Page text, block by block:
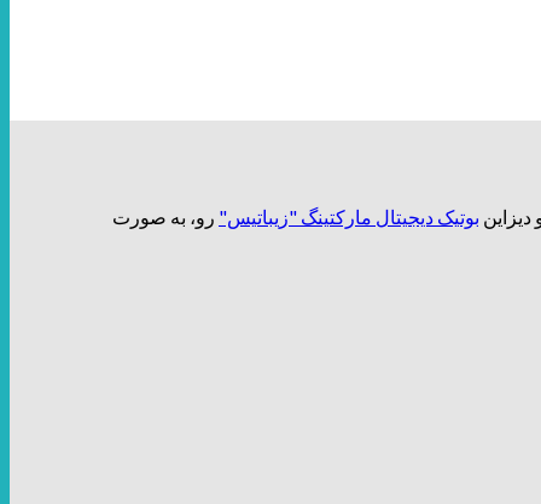
بوتیک دیجیتال مارکتینگ "زیباتیس" رو، به صورت